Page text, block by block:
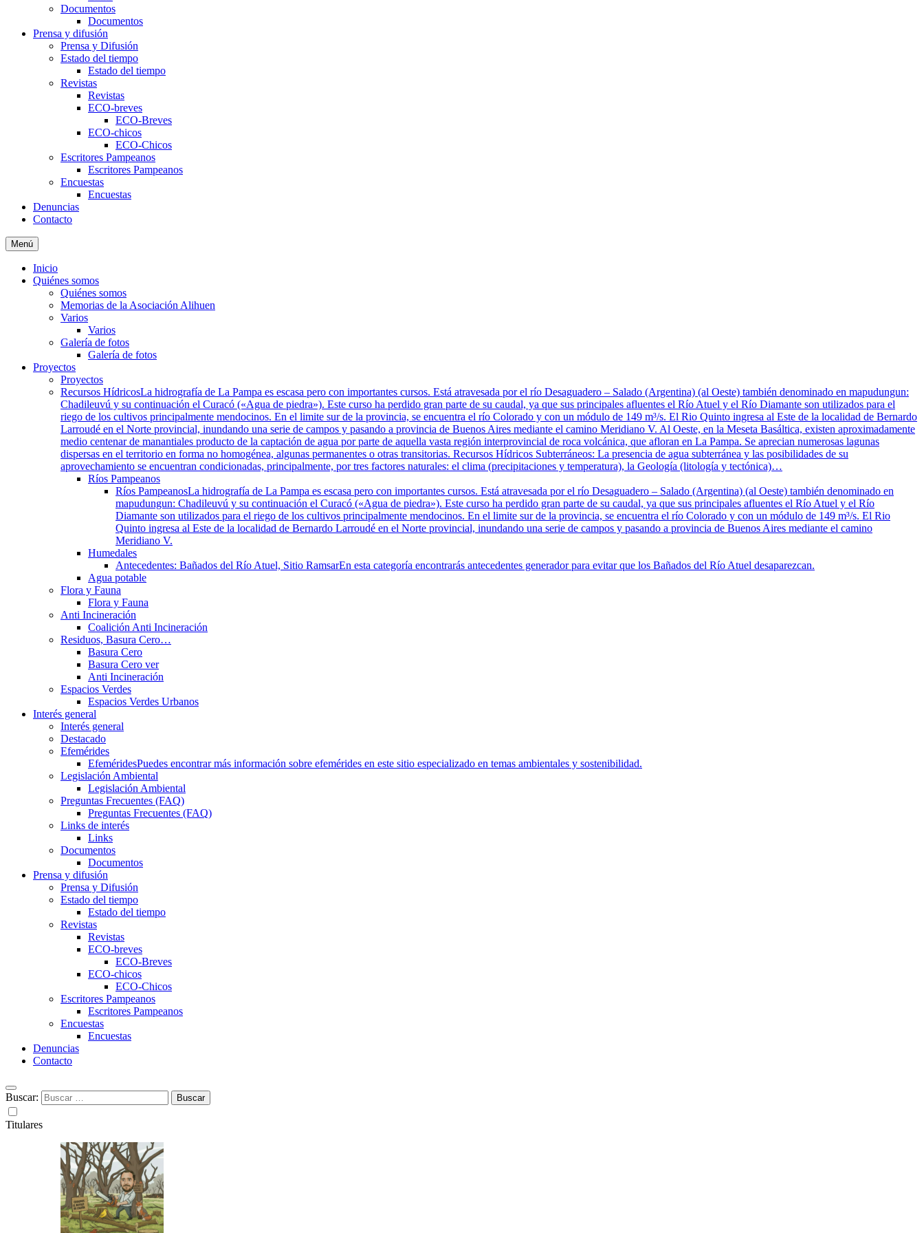
Documentos
Documentos
Prensa y difusión
Prensa y Difusión
Estado del tiempo
Estado del tiempo
Revistas
Revistas
ECO-breves
ECO-Breves
ECO-chicos
ECO-Chicos
Escritores Pampeanos
Escritores Pampeanos
Encuestas
Encuestas
Denuncias
Contacto
Menú
Inicio
Quiénes somos
Quiénes somos
Memorias de la Asociación Alihuen
Varios
Varios
Galería de fotos
Galería de fotos
Proyectos
Proyectos
Recursos HídricosLa hidrografía de La Pampa es escasa pero con importantes cursos. Está atravesada por el río Desaguadero – Salado (Argentina) (al Oeste) también denominado en mapudungun:
Chadileuvú y su continuación el Curacó («Agua de piedra»). Este curso ha perdido gran parte de su caudal, ya que sus principales afluentes el Río Atuel y el Río Diamante son utilizados para el
riego de los cultivos principalmente mendocinos. En el limite sur de la provincia, se encuentra el río Colorado y con un módulo de 149 m³/s. El Rio Quinto ingresa al Este de la localidad de Bernardo
Larroudé en el Norte provincial, inundando una serie de campos y pasando a provincia de Buenos Aires mediante el camino Meridiano V. Al Oeste, en la Meseta Basáltica, existen aproximadamente
medio centenar de manantiales producto de la captación de agua por parte de aquella vasta región interprovincial de roca volcánica, que afloran en La Pampa. Se aprecian numerosas lagunas
dispersas en el territorio en forma no homogénea, algunas permanentes o otras transitorias. Recursos Hídricos Subterráneos: La presencia de agua subterránea y las posibilidades de su
aprovechamiento se encuentran condicionadas, principalmente, por tres factores naturales: el clima (precipitaciones y temperatura), la Geología (litología y tectónica)…
Ríos Pampeanos
Ríos PampeanosLa hidrografía de La Pampa es escasa pero con importantes cursos. Está atravesada por el río Desaguadero – Salado (Argentina) (al Oeste) también denominado en
mapudungun: Chadileuvú y su continuación el Curacó («Agua de piedra»). Este curso ha perdido gran parte de su caudal, ya que sus principales afluentes el Río Atuel y el Río
Diamante son utilizados para el riego de los cultivos principalmente mendocinos. En el limite sur de la provincia, se encuentra el río Colorado y con un módulo de 149 m³/s. El Rio
Quinto ingresa al Este de la localidad de Bernardo Larroudé en el Norte provincial, inundando una serie de campos y pasando a provincia de Buenos Aires mediante el camino
Meridiano V.
Humedales
Antecedentes: Bañados del Río Atuel, Sitio RamsarEn esta categoría encontrarás antecedentes generador para evitar que los Bañados del Río Atuel desaparezcan.
Agua potable
Flora y Fauna
Flora y Fauna
Anti Incineración
Coalición Anti Incineración
Residuos, Basura Cero…
Basura Cero
Basura Cero ver
Anti Incineración
Espacios Verdes
Espacios Verdes Urbanos
Interés general
Interés general
Destacado
Efemérides
EfeméridesPuedes encontrar más información sobre efemérides en este sitio especializado en temas ambientales y sostenibilidad.
Legislación Ambiental
Legislación Ambiental
Preguntas Frecuentes (FAQ)
Preguntas Frecuentes (FAQ)
Links de interés
Links
Documentos
Documentos
Prensa y difusión
Prensa y Difusión
Estado del tiempo
Estado del tiempo
Revistas
Revistas
ECO-breves
ECO-Breves
ECO-chicos
ECO-Chicos
Escritores Pampeanos
Escritores Pampeanos
Encuestas
Encuestas
Denuncias
Contacto
Buscar:
Titulares